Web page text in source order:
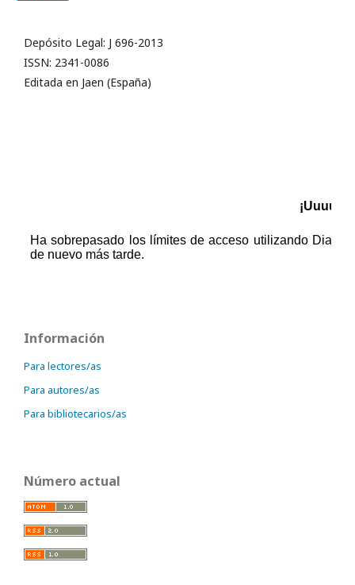
Depósito Legal: J 696-2013
ISSN: 2341-0086
Editada en Jaen (España)
Información
Para lectores/as
Para autores/as
Para bibliotecarios/as
Número actual